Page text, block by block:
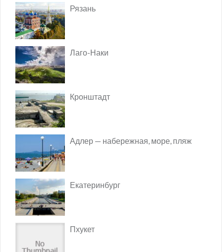
Рязань
Лаго-Наки
Кронштадт
Адлер — набережная, море, пляж
Екатеринбург
Пхукет